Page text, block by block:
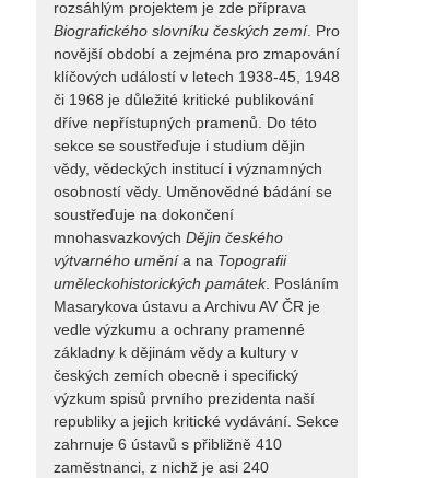
rozsáhlým projektem je zde příprava
Biografického slovníku českých zemí. Pro
novější období a zejména pro zmapování
klíčových událostí v letech 1938-45, 1948
či 1968 je důležité kritické publikování
dříve nepřístupných pramenů. Do této
sekce se soustřeďuje i studium dějin
vědy, vědeckých institucí i významných
osobností vědy. Uměnovědné bádání se
soustřeďuje na dokončení
mnohasvazkových Dějin českého
výtvarného uměnía na Topografii
uměleckohistorických památek. Posláním
Masarykova ústavu a Archivu AV ČR je
vedle výzkumu a ochrany pramenné
základny k dějinám vědy a kultury v
českých zemích obecně i specifický
výzkum spisů prvního prezidenta naší
republiky a jejich kritické vydávání. Sekce
zahrnuje 6 ústavů s přibližně 410
zaměstnanci, z nichž je asi 240